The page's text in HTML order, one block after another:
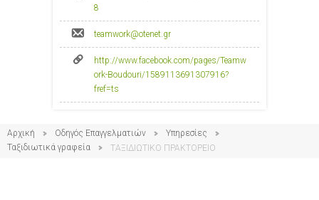
8
teamwork@otenet.gr
http://www.facebook.com/pages/Teamw
ork-Boudouri/1589113691307916?
fref=ts
Αρχική Οδηγός Επαγγελματιών
Υπηρεσίες
Ταξιδιωτικά γραφεία
ΤΑΞΙΔΙΩΤΙΚΟ ΠΡΑΚΤΟΡΕΙΟ